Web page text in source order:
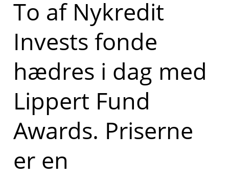
To af Nykredit
Invests fonde
hædres i dag med
Lippert Fund
Awards. Priserne
er en